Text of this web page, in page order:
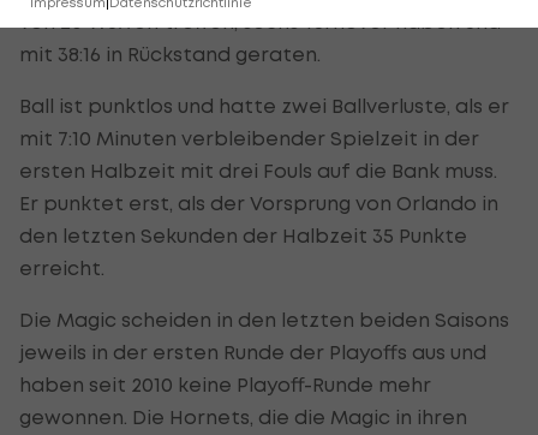
mit 38:16 in Rückstand geraten.
Ball ist punktlos und hatte zwei Ballverluste, als er
mit 7:10 Minuten verbleibender Spielzeit in der
ersten Halbzeit mit drei Fouls auf die Bank muss.
Er punktet erst, als der Vorsprung von Orlando in
den letzten Sekunden der Halbzeit 35 Punkte
erreicht.
Die Magic scheiden in den letzten beiden Saisons
jeweils in der ersten Runde der Playoffs aus und
haben seit 2010 keine Playoff-Runde mehr
gewonnen. Die Hornets, die die Magic in ihren